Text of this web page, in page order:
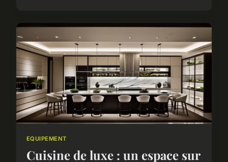
EQUIPEMENT
Cuisine de luxe : un espace sur